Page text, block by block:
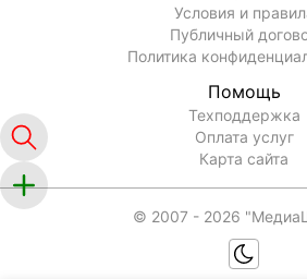
Условия и
Публичный
Политика
Помощь
Техподдержка
Оплата услуг
Карта сайта
© 2007 - 2026